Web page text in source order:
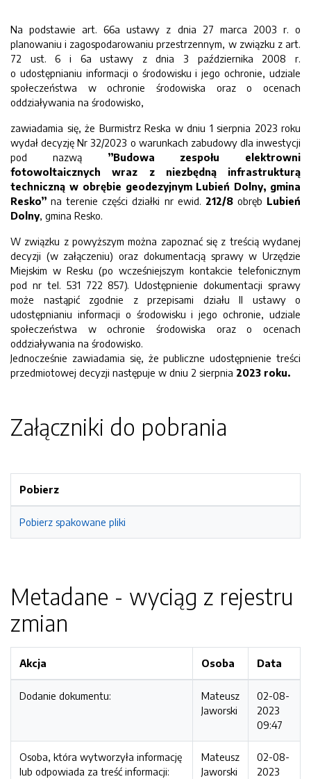
Na podstawie art. 66a ustawy z dnia 27 marca 2003 r. o
planowaniu i zagospodarowaniu przestrzennym, w związku z art.
72 ust. 6 i 6a ustawy z dnia 3 października 2008 r.
o udostępnianiu informacji o środowisku i jego ochronie, udziale
społeczeństwa w ochronie środowiska oraz o ocenach
oddziaływania na środowisko,
zawiadamia się, że Burmistrz Reska w dniu 1 sierpnia 2023 roku
wydał decyzję Nr 32/2023 o warunkach zabudowy dla inwestycji
pod nazwą ”Budowa zespołu elektrowni
fotowoltaicznych wraz z niezbędną infrastrukturą
techniczną w obrębie geodezyjnym Lubień Dolny, gmina
Resko” na terenie części działki nr ewid. 212/8 obręb Lubień
Dolny, gmina Resko.
W związku z powyższym można zapoznać się z treścią wydanej
decyzji (w załączeniu) oraz dokumentacją sprawy w Urzędzie
Miejskim w Resku (po wcześniejszym kontakcie telefonicznym
pod nr tel. 531 722 857). Udostępnienie dokumentacji sprawy
może nastąpić zgodnie z przepisami działu II ustawy o
udostępnianiu informacji o środowisku i jego ochronie, udziale
społeczeństwa w ochronie środowiska oraz o ocenach
oddziaływania na środowisko.
Jednocześnie zawiadamia się, że publiczne udostępnienie treści
przedmiotowej decyzji następuje w dniu 2 sierpnia 2023 roku.
Załączniki do pobrania
Pobierz
Pobierz spakowane pliki
Metadane - wyciąg z rejestru
zmian
Akcja Osoba Data
Dodanie dokumentu:
Mateusz
Jaworski
02-08-
2023
09:47
Osoba, która wytworzyła informację
lub odpowiada za treść informacji:
Mateusz
Jaworski
02-08-
2023